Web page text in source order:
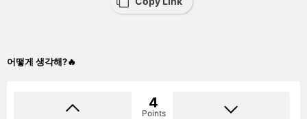
어떻게 생각해?🔥
4
Points